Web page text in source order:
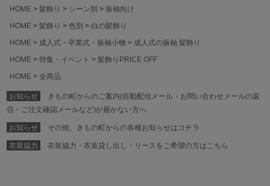
HOME
髪飾り シーン別
振袖向け
HOME
髪飾り 色別
白の髪飾り
HOME
成人式・卒業式・振袖小物
成人式の振袖 髪飾り
HOME
特集・イベント
髪飾りPRICE OFF
HOME
全商品
お知らせ
きもの町からのご案内(自動配信メール・お問い合わせメールの返
信・ご注文確認メールなど)が届かない方へ
お知らせ その他、きもの町からの各種お知らせはコチラ
衣装協力 衣装協力・衣装貸し出し・リースをご希望の方はこちら